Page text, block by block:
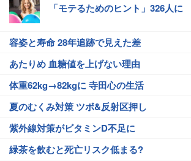
「モテるためのヒント」326人に
容姿と寿命 28年追跡で見えた差
あたりめ 血糖値を上げない理由
体重62kg→82kgに 寺田心の生活
夏のむくみ対策 ツボ&反射区押し
紫外線対策がビタミンD不足に
緑茶を飲むと死亡リスク低まる?